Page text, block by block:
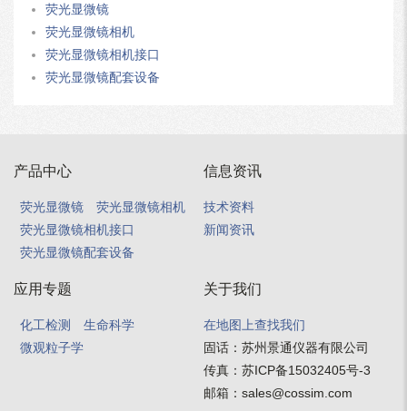
荧光显微镜
荧光显微镜相机
荧光显微镜相机接口
荧光显微镜配套设备
产品中心
荧光显微镜
荧光显微镜相机
荧光显微镜相机接口
荧光显微镜配套设备
信息资讯
技术资料
新闻资讯
应用专题
化工检测
生命科学
微观粒子学
关于我们
在地图上查找我们
固话： 苏州景通仪器有限公司
传真： 苏ICP备15032405号-3
邮箱： sales@cossim.com